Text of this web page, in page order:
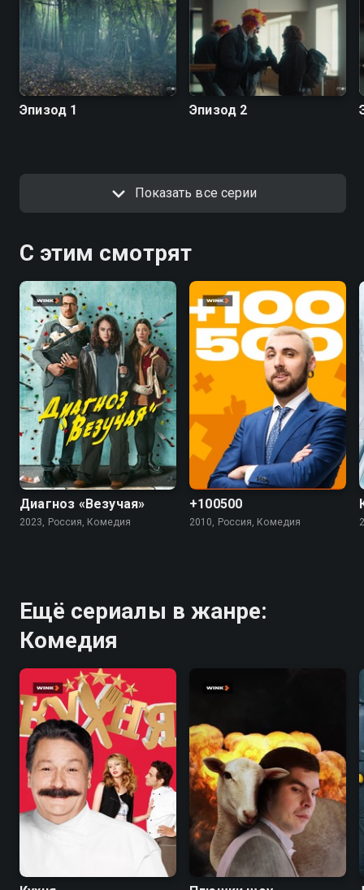
Эпизод 1 Эпизод 2
Показать все серии
С этим смотрят
7.4
Диагноз «Везучая»
2023, Россия, Комедия
5.5 4.5
+100500
2010, Россия, Комедия
Ещё сериалы в жанре:
Комедия
6.9